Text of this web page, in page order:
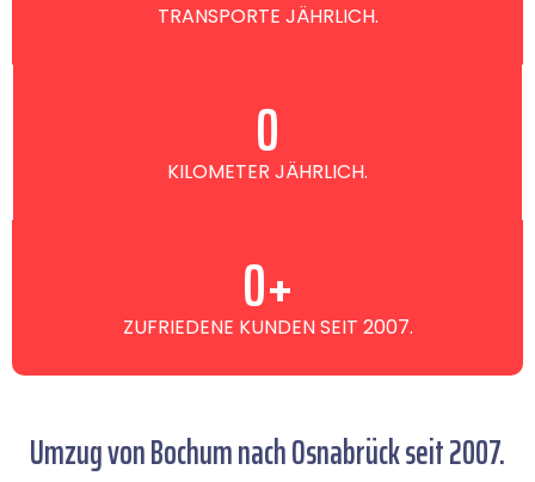
TRANSPORTE JÄHRLICH.
KILOMETER JÄHRLICH.
0
ZUFRIEDENE KUNDEN SEIT 2007.
0+
Umzug von Bochum nach Osnabrück seit 2007.